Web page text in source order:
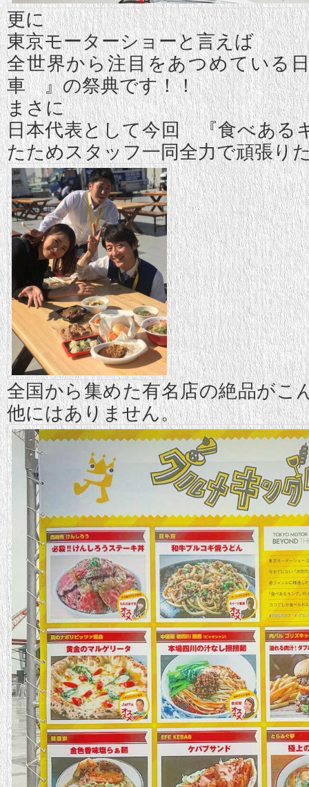
更に
東京モーターショーと言えば
全世界から注目をあつめてい
車 』の祭典です！！
まさに
日本代表として今回 『食べある
たためスタッフ一同全力で頑張り
全国から集めた有名店の絶品がこ
他にはありません。